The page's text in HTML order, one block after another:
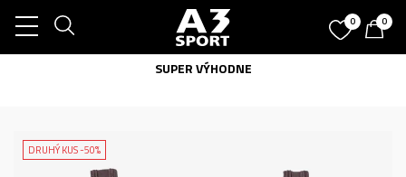
0 0
SUPER VÝHODNE
DRUHÝ KUS -50%